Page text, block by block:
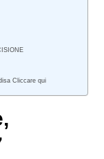
Cliccare qui